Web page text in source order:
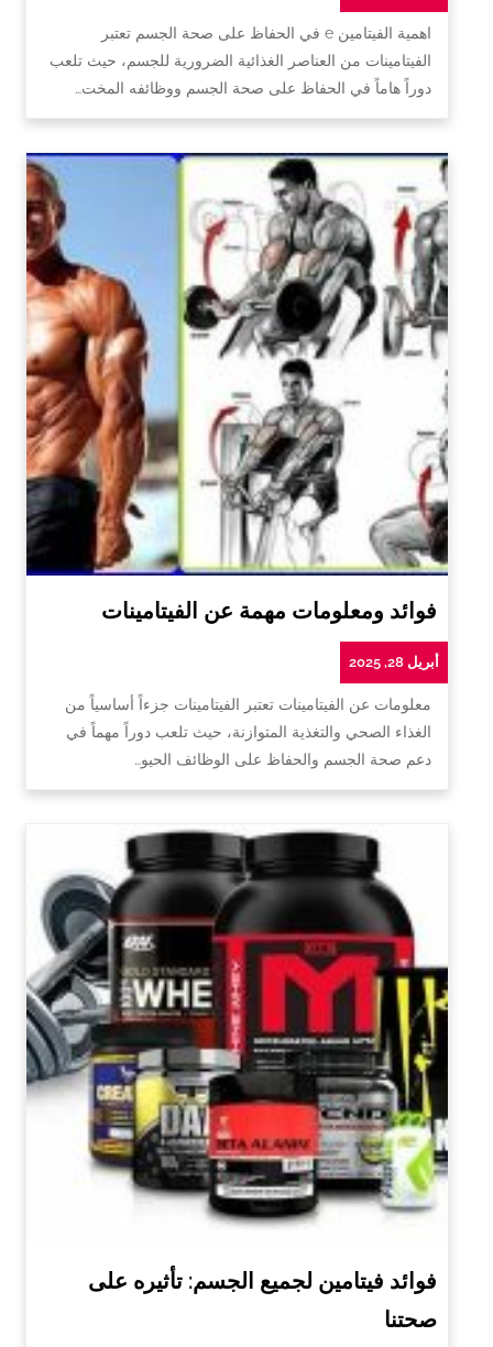
اهمية الفيتامين e في الحفاظ على صحة الجسم تعتبر
الفيتامينات من العناصر الغذائية الضرورية للجسم، حيث تلعب
دوراً هاماً في الحفاظ على صحة الجسم ووظائفه المخت…
فوائد ومعلومات مهمة عن الفيتامينات
أبريل 28, 2025
معلومات عن الفيتامينات تعتبر الفيتامينات جزءاً أساسياً من
الغذاء الصحي والتغذية المتوازنة، حيث تلعب دوراً مهماً في
دعم صحة الجسم والحفاظ على الوظائف الحيو…
فوائد فيتامين لجميع الجسم: تأثيره على
صحتنا